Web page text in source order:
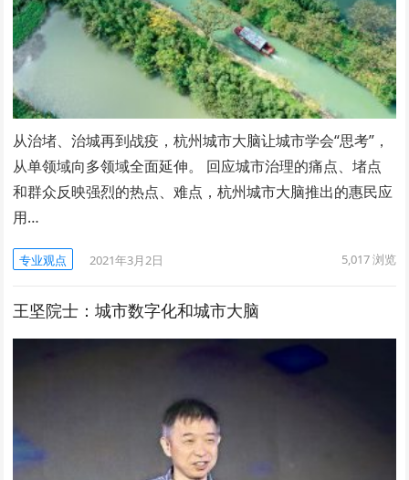
从治堵、治城再到战疫，杭州城市大脑让城市学会“思考”，
从单领域向多领域全面延伸。 回应城市治理的痛点、堵点
和群众反映强烈的热点、难点，杭州城市大脑推出的惠民应
用…
专业观点 2021年3月2日 5,017浏览
王坚院士：城市数字化和城市大脑